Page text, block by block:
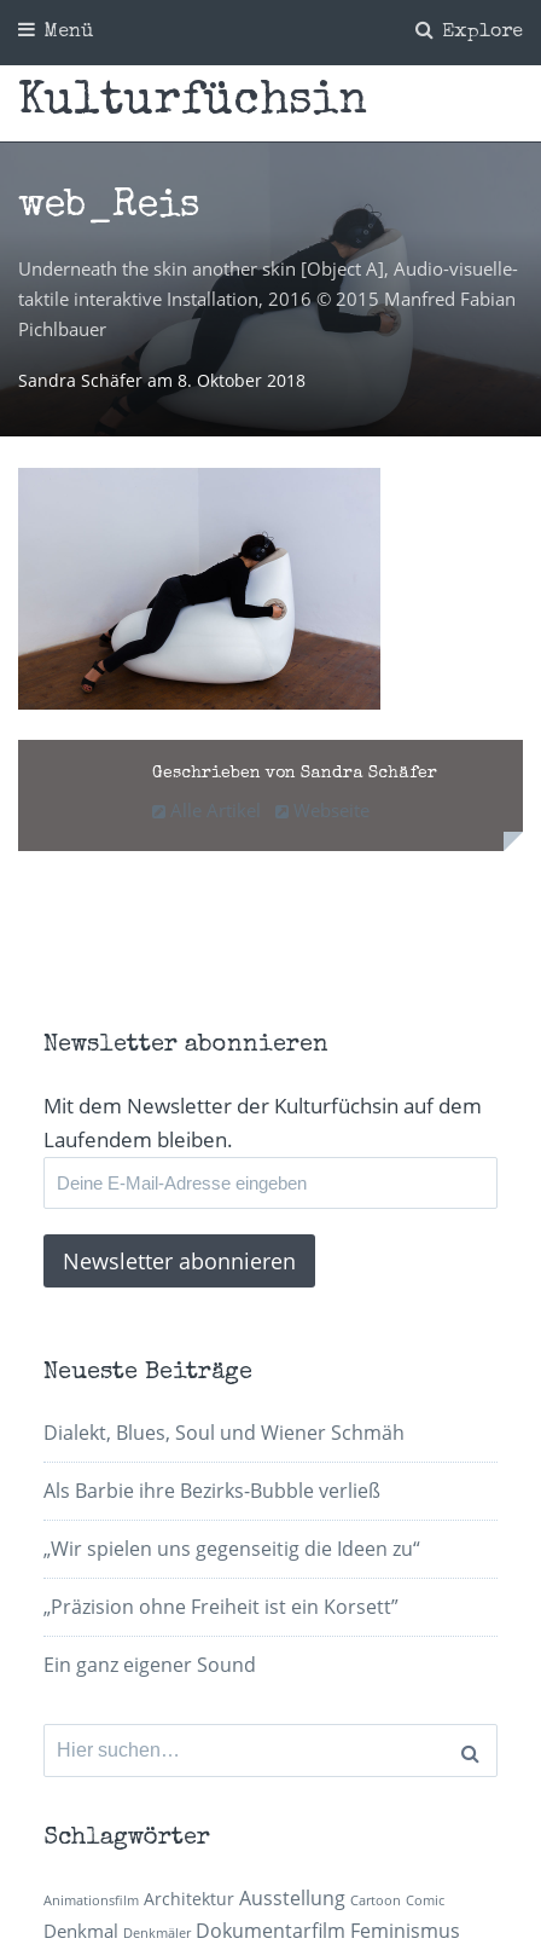
Explore
Menü
Kulturfüchsin
web_Reis
Underneath the skin another skin [Object A], Audio-visuelle-
taktile interaktive Installation, 2016 © 2015 Manfred Fabian
Pichlbauer
Sandra Schäferam 8. Oktober 2018
Geschrieben von Sandra Schäfer
Alle Artikel Webseite
Newsletter abonnieren
Mit dem Newsletter der Kulturfüchsin auf dem
Laufendem bleiben.
Neueste Beiträge
Dialekt, Blues, Soul und Wiener Schmäh
Als Barbie ihre Bezirks-Bubble verließ
„Wir spielen uns gegenseitig die Ideen zu“
„Präzision ohne Freiheit ist ein Korsett”
Ein ganz eigener Sound
Suchen
nach:
Schlagwörter
Animationsfilm Architektur Ausstellung Cartoon Comic
Denkmal Denkmäler Dokumentarfilm Feminismus